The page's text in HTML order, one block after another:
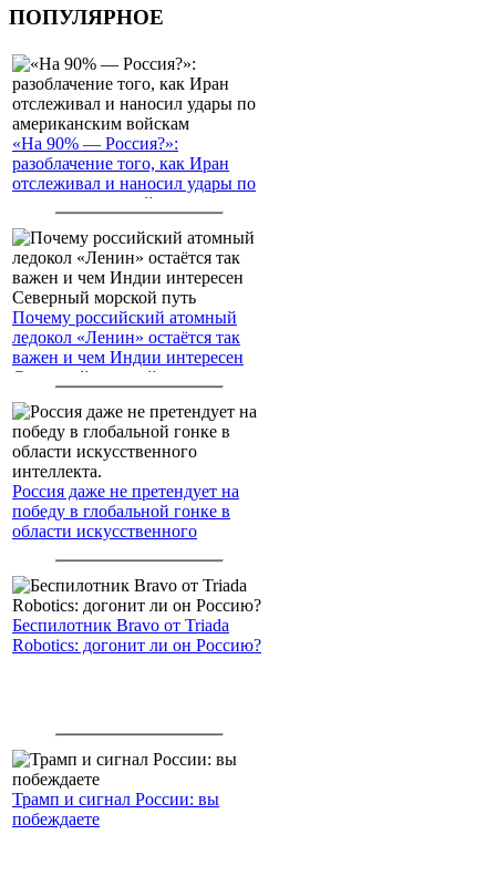
ПОПУЛЯРНОЕ
«На 90% — Россия?»:
разоблачение того, как Иран
отслеживал и наносил удары по
американским войскам
Почему российский атомный
ледокол «Ленин» остаётся так
важен и чем Индии интересен
Северный морской путь
Россия даже не претендует на
победу в глобальной гонке в
области искусственного
Беспилотник Bravo от Triada
Robotics: догонит ли он Россию?
Трамп и сигнал России: вы
побеждаете